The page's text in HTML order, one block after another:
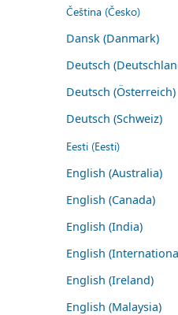
Čeština (Česko)
Dansk (Danmark)
Deutsch
Deutsch (Österreich)
Deutsch (Schweiz)
Eesti (Eesti)
English (Australia)
English (Canada)
English (India)
English
English (Ireland)
English (Malaysia)